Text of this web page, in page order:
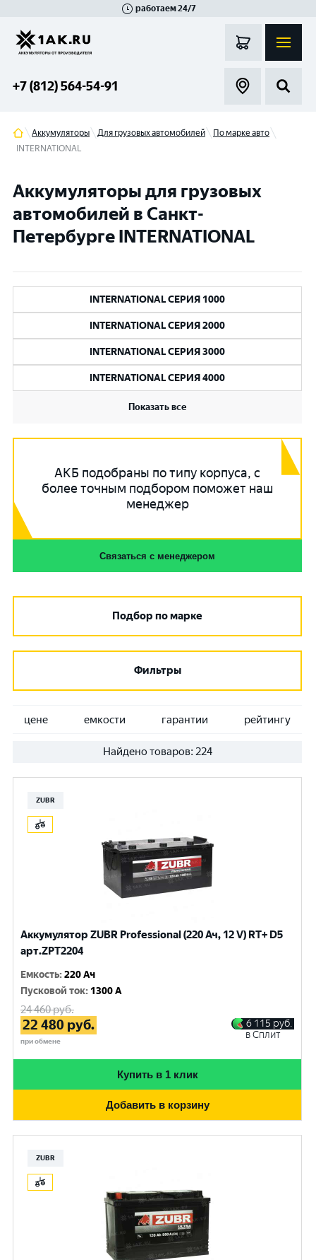
работаем 24/7
+7 (812) 564-54-91
Аккумуляторы Для грузовых автомобилей
По марке авто
INTERNATIONAL
Аккумуляторы для грузовых
автомобилей в Санкт-
Петербурге INTERNATIONAL
INTERNATIONAL СЕРИЯ 1000
INTERNATIONAL СЕРИЯ 2000
INTERNATIONAL СЕРИЯ 3000
INTERNATIONAL СЕРИЯ 4000
Показать все
АКБ подобраны по типу корпуса, с
более точным подбором поможет наш
менеджер
Связаться с менеджером
Подбор по марке
Фильтры
цене емкости гарантии рейтингу
Найдено товаров: 224
ZUBR
Аккумулятор ZUBR Professional (220 Ач, 12 V) RT+ D5
арт.ZPT2204
Емкость:220 Ач
Пусковой ток: 1300 A
24 460руб.
22 480 руб.
при обмене
6 115 руб.
в Сплит
Купить в 1 клик
Добавить в корзину
ZUBR
Гатчина